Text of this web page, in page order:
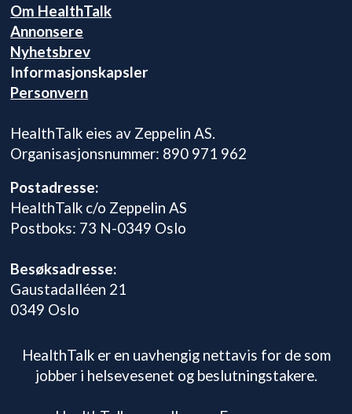
Om HealthTalk
Annonsere
Nyhetsbrev
Informasjonskapsler
Personvern
HealthTalk eies av Zeppelin AS.
Organisasjonsnummer: 890 971 962
Postadresse:
HealthTalk c/o Zeppelin AS
Postboks: 73 N-0349 Oslo
Besøksadresse:
Gaustadalléen 21
0349 Oslo
HealthTalk er en uavhengig nettavis for de som
jobber i helsevesenet og beslutningstakere.